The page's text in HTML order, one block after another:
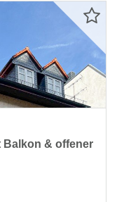
Balkon & offener